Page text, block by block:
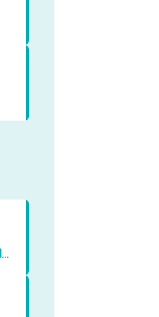
Együtt a „színpadon”, együtt az élményekért 🎭✨